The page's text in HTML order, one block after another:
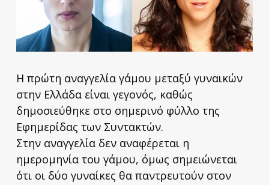
Η πρώτη αναγγελία γάμου μεταξύ γυναικών
στην Ελλάδα είναι γεγονός, καθώς
δημοσιεύθηκε στο σημερινό φύλλο της
Εφημερίδας των Συντακτών.
Στην αναγγελία δεν αναφέρεται η
ημερομηνία του γάμου, όμως σημειώνεται
ότι οι δύο γυναίκες θα παντρευτούν στον